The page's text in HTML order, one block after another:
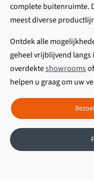
complete buitenruimte.
meest diverse
Ontdek alle
geheel vrijblijvend langs
overdekteshowrooms
helpen u graag om uw